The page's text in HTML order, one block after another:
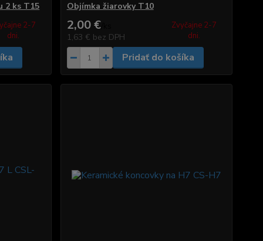
2 ks T15
2-7
dni.
Objímka žiarovky T10
2,00 €/
1,63 € bez DPH
Zvyčajne 2-7
dni.
Pridať do košíka